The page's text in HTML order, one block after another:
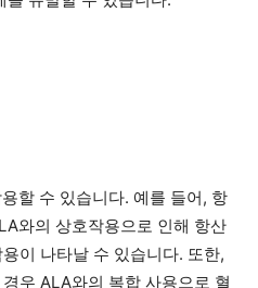
할 수 있습니다. 예를 들어, 항
와의 상호작용으로 인해 항산
이 나타날 수 있습니다. 또한,
우 ALA와의 복합 사용으로 혈